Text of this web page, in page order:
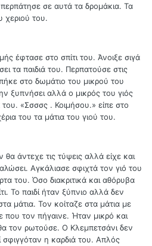
σε αυτά τα δρομάκια. Τα
χεριού του.
έφτασε στο σπίτι του. Άνοιξε σιγά
τα παιδιά του. Περπατούσε στις
στο δωμάτιο του μικρού του
ξυπνήσει αλλά ο μικρός του γιός
«Σσσσς . Κοιμήσου.» είπε στο
του τα μάτια του γιού του.
άντεχε τις τύψεις αλλά είχε και
Αγκάλιασε σφιχτά τον γιό του
του. Όσο διακριτικά και αθόρυβα
Το παιδί ήταν ξύπνιο αλλά δεν
μάτια. Τον κοίταζε στα μάτια με
τον πήγαινε. Ήταν μικρό και
τον ρωτούσε. Ο Κλεμπετσάνι δεν
σφιγγόταν η καρδιά του. Απλός